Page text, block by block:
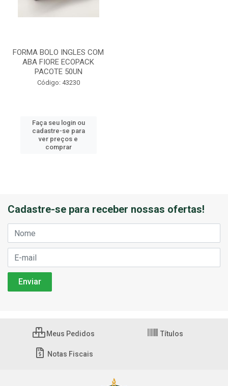
FORMA BOLO INGLES COM
ABA FIORE ECOPACK
PACOTE 50UN
Código: 43230
Faça seu login ou
cadastre-se para
ver preços e
comprar
Cadastre-se para receber nossas ofertas!
Meus Pedidos Títulos
Notas Fiscais